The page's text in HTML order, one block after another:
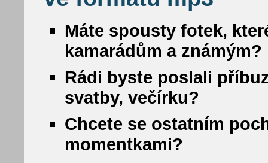
Máte spousty fotek,
kamarádům a známým?
Rádi byste poslali
svatby, večírku?
Chcete se ostatním
momentkami?